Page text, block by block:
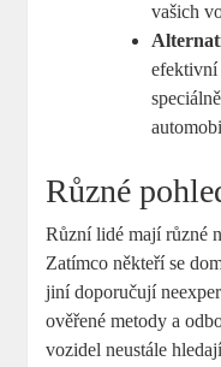
vašich
efektivní
Různé
Různí lidé mají různé
Zatímco někteří se
jiní doporučují
ověřené metody a
vozidel neustále